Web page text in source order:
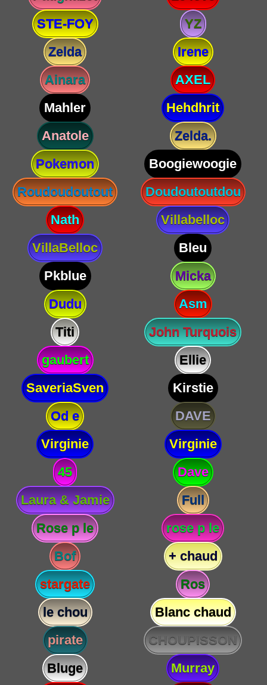
STE-FOY
YZ
Zelda
Irene
Ainara
AXEL
Mahler
Hehdhrit
Anatole
Zelda.
Pokemon
Boogiewoogie
Roudoudoutout
Doudoutoutdou
Nath
Villabelloc
VillaBelloc
Bleu
Pkblue
Micka
Dudu
Asm
Titi
John Turquois
gaubert
Ellie
SaveriaSven
Kirstie
Od e
DAVE
Virginie
Virginie
45
Dave
Laura & Jamie
Full
Rose p le
rose p le
Bof
+ chaud
stargate
Ros
le chou
Blanc chaud
pirate
CHOUPISSON
Bluge
Murray